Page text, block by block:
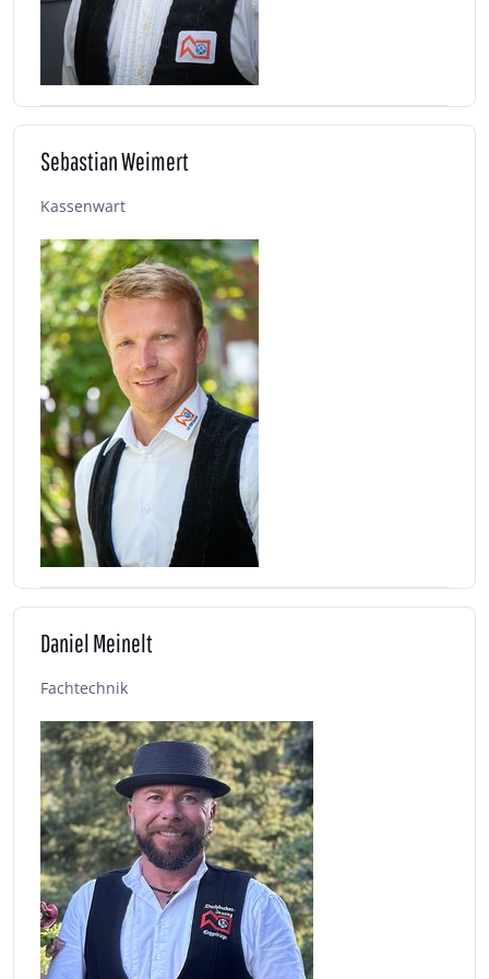
Sebastian Weimert
Kassenwart
Daniel Meinelt
Fachtechnik